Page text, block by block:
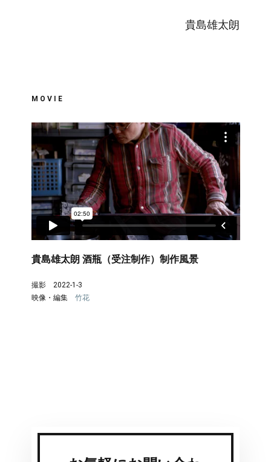
貴島雄太朗
MOVIE
貴島雄太朗 酒瓶（受注制作）制作風景
撮影 2022-1-3
映像・編集 竹花